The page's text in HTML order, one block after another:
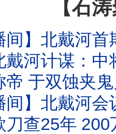
【石
河首期要务：中将上位
军 张又侠五中全会祭旗】中少将补缺
⋯ 借妖魂江泽民百年纪念！】8月17
上“双蚀夹鬼月”！天津大爆炸日撞上“日
富豪鬼节噩梦！】境外使用微博